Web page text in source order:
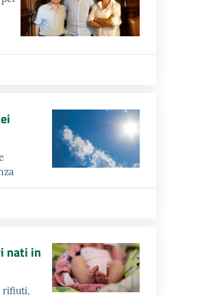
nati in
rifiuti,